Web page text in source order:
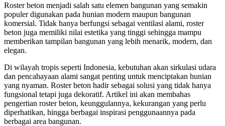
Roster beton menjadi salah satu elemen bangunan yang semakin
populer digunakan pada hunian modern maupun bangunan
komersial. Tidak hanya berfungsi sebagai ventilasi alami, roster
beton juga memiliki nilai estetika yang tinggi sehingga mampu
memberikan tampilan bangunan yang lebih menarik, modern, dan
elegan.
Di wilayah tropis seperti Indonesia, kebutuhan akan sirkulasi udara
dan pencahayaan alami sangat penting untuk menciptakan hunian
yang nyaman. Roster beton hadir sebagai solusi yang tidak hanya
fungsional tetapi juga dekoratif. Artikel ini akan membahas
pengertian roster beton, keunggulannya, kekurangan yang perlu
diperhatikan, hingga berbagai inspirasi penggunaannya pada
berbagai area bangunan.